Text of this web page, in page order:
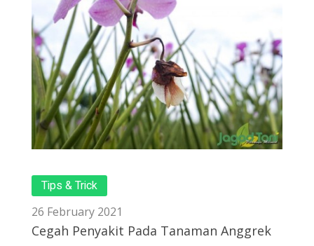
Tips & Trick
26 February 2021
Cegah Penyakit Pada Tanaman Anggrek